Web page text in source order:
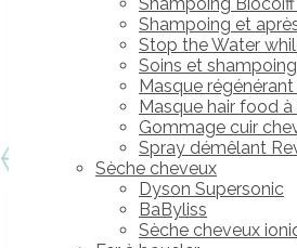
Shampoing et
Stop the Water
Soins et
Masque
Masque hair food
Gommage cuir
Spray démêlant
Sèche cheveux
Dyson Supersonic
BaByliss
Sèche cheveux